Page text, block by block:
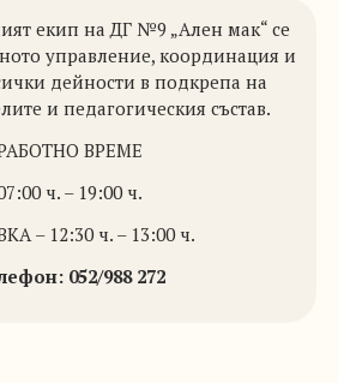
екип на ДГ №9 „Ален мак“ се
управление, координация и
дейности в подкрепа на
и педагогическия състав.
ВРЕМЕ
ч. – 19:00 ч.
– 12:30 ч. – 13:00 ч.
052/988 272